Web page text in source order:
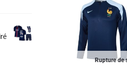
variations.
Les
options
peuvent
être
Rupture de